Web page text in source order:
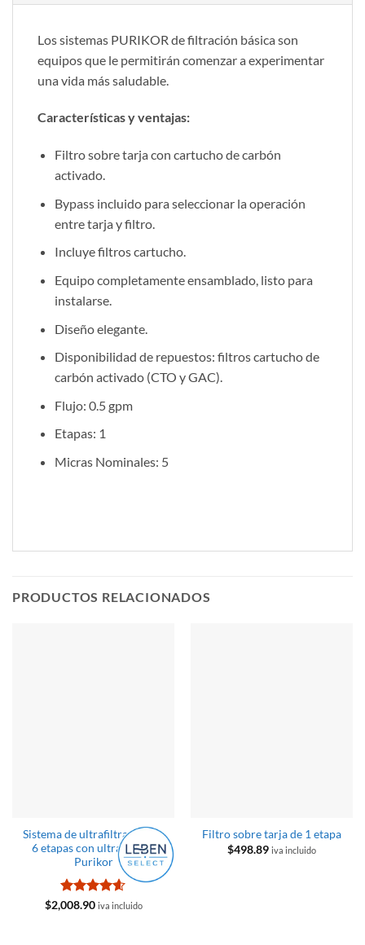
Los sistemas PURIKOR de filtración básica son
equipos que le permitirán comenzar a experimentar
una vida más saludable.
Características y ventajas:
Filtro sobre tarja con cartucho de carbón
activado.
Bypass incluido para seleccionar la operación
entre tarja y filtro.
Incluye filtros cartucho.
Equipo completamente ensamblado, listo para
instalarse.
Diseño elegante.
Disponibilidad de repuestos: filtros cartucho de
carbón activado (CTO y GAC).
Flujo: 0.5 gpm
Etapas: 1
Micras Nominales: 5
PRODUCTOS RELACIONADOS
Sistema de ultrafiltracion de
6 etapas con ultravioleta
Purikor
Valorado
$2,008.90 iva incluido
Filtro sobre tarja de 1 etapa
$498.89 iva incluido